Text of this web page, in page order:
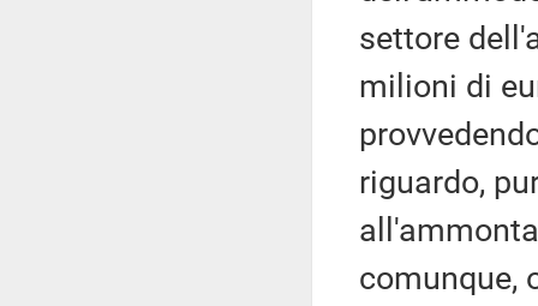
settore
milioni di
riguardo,
comunque,